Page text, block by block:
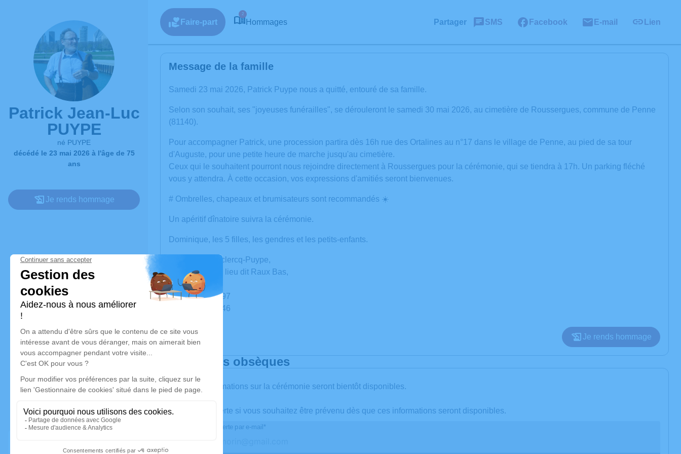
Patrick Jean-Luc
PUYPE
né PUYPE
décédé le 23 mai 2026 à l'âge de 75
ans
Je rends hommage
Faire-part
2
Hommages Partager SMS Facebook E-mail Lien
Message de la famille
Samedi 23 mai 2026, Patrick Puype nous a quitté, entouré de sa famille.
Selon son souhait, ses "joyeuses funérailles", se dérouleront le samedi 30 mai 2026, au cimetière de Roussergues, commune de Penne
(81140).
Pour accompagner Patrick, une procession partira dès 16h rue des Ortalines au n°17 dans le village de Penne, au pied de sa tour
d'Auguste, pour une petite heure de marche jusqu'au cimetière.
Ceux qui le souhaitent pourront nous rejoindre directement à Roussergues pour la cérémonie, qui se tiendra à 17h. Un parking fléché
vous y attendra. À cette occasion, vos expressions d'amitiés seront bienvenues.
# Ombrelles, chapeaux et brumisateurs sont recommandés ☀️
Un apéritif dînatoire suivra la cérémonie.
Dominique, les 5 filles, les gendres et les petits-enfants.
Dominique Declercq-Puype,
1 imp de Raus, lieu dit Raux Bas,
81140 Penne
05. 63. 56. 36. 97
06. 23. 45. 14. 46
Je rends hommage
Déroulé des obsèques
Les informations sur la cérémonie seront bientôt disponibles.
Activez une alerte si vous souhaitez être prévenu dès que ces informations seront disponibles.
Recevoir une alerte par e-mail*